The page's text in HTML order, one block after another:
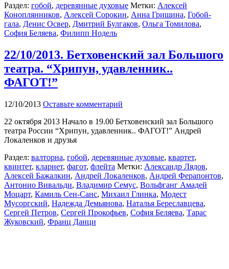
Раздел: гобой, деревянные духовые Метки: Алексей
Коноплянников, Алексей Сорокин, Анна Гришина, Гобой-
гала, Денис Освер, Дмитрий Булгаков, Ольга Томилова,
София Беляева, Филипп Нодель
22/10/2013. Бетховенский зал Большого
театра. “Хрипун, удавленник..
ФАГОТ!”
12/10/2013 Оставьте комментарий
22 октября 2013 Начало в 19.00 Бетховенский зал Большого
театра России “Хрипун, удавленник.. ФАГОТ!” Андрей
Локаленков и друзья
Раздел: валторна, гобой, деревянные духовые, квартет,
квинтет, кларнет, фагот, флейта Метки: Александр Лядов,
Алексей Бажалкин, Андрей Локаленков, Андрей Ферапонтов,
Антонио Вивальди, Владимир Семус, Вольфганг Амадей
Моцарт, Камиль Сен-Санс, Михаил Глинка, Модест
Мусоргский, Надежда Демьянова, Наталья Береславцева,
Сергей Петров, Сергей Прокофьев, София Беляева, Тарас
Жуковский, Франц Данци